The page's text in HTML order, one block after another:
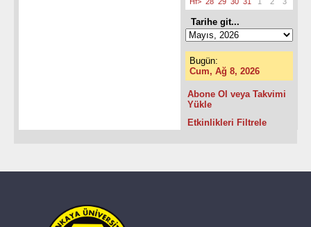
Tarihe git...
Bugün:
Cum, Ağ 8, 2026
Abone Ol veya Takvimi
Yükle
Etkinlikleri Filtrele